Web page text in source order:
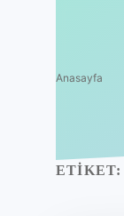
Anasayfa
ETIKET: